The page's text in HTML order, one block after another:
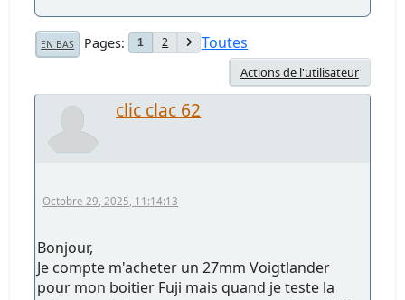
EN BAS Pages 1 2 Toutes
Actions de l'utilisateur
clic clac 62
Octobre 29, 2025, 11:14:13
Bonjour,
Je compte m'acheter un 27mm Voigtlander
pour mon boitier Fuji mais quand je teste la